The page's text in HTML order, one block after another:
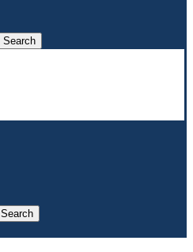
Search
Search